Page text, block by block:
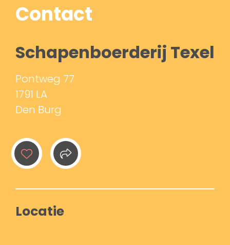
Contact
Schapenboerderij Texel
Pontweg 77
1791 LA
Den Burg
Locatie